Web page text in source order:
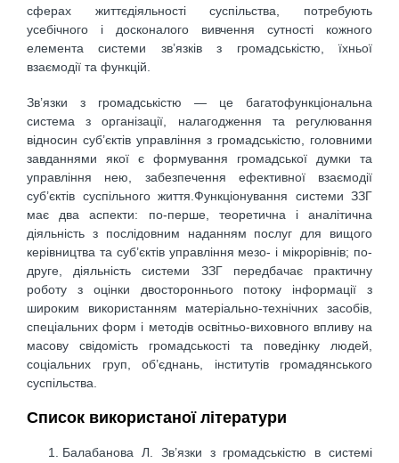
сферах життєдіяльності суспільства, потребують
усебічного і досконалого вивчення сутності кожного
елемента системи зв’язків з громадськістю, їхньої
взаємодії та функцій.
Зв’язки з громадськістю — це багатофункціональна
система з організації, налагодження та регулювання
відносин суб’єктів управління з громадськістю, головними
завданнями якої є формування громадської думки та
управління нею, забезпечення ефективної взаємодії
суб’єктів суспільного життя.Функціонування системи ЗЗГ
має два аспекти: по-перше, теоретична і аналітична
діяльність з послідовним наданням послуг для вищого
керівництва та суб’єктів управління мезо- і мікрорівнів; по-
друге, діяльність системи ЗЗГ передбачає практичну
роботу з оцінки двостороннього потоку інформації з
широким використанням матеріально-технічних засобів,
спеціальних форм і методів освітньо-виховного впливу на
масову свідомість громадськості та поведінку людей,
соціальних груп, об’єднань, інститутів громадянського
суспільства.
Список використаної літератури
Балабанова Л. Зв’язки з громадськістю в системі